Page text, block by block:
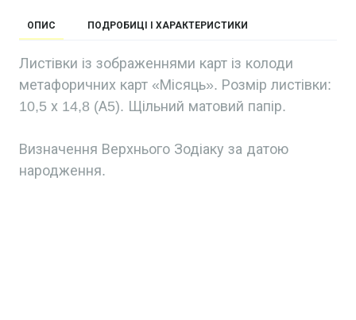
ОПИС ПОДРОБИЦІ І ХАРАКТЕРИСТИКИ
Листівки із зображеннями карт із колоди
метафоричних карт «Місяць». Розмір листівки:
10,5 х 14,8 (А5). Щільний матовий папір.
Визначення Верхнього Зодіаку за датою
народження.